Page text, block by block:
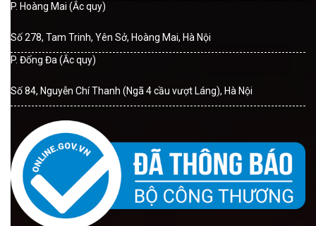
P. Hoàng Mai (Ắc quy)
Số 278, Tam Trinh, Yên Sở, Hoàng Mai, Hà Nội
P. Đống Đa (Ắc quy)
Số 84, Nguyễn Chí Thanh (Ngã 4 cầu vượt Láng), Hà Nội